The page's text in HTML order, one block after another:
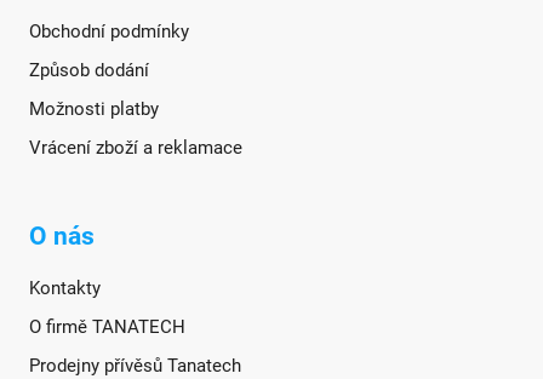
Obchodní podmínky
Způsob dodání
Možnosti platby
Vrácení zboží a reklamace
O nás
Kontakty
O firmě TANATECH
Prodejny přívěsů Tanatech